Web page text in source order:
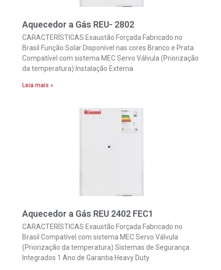
Aquecedor a Gás REU- 2802
CARACTERÍSTICAS Exaustão Forçada Fabricado no
Brasil Função Solar Disponível nas cores Branco e Prata
Compatível com sistema MEC Servo Válvula (Priorização
da temperatura) Instalação Externa
Leia mais »
Aquecedor a Gás REU 2402 FEC1
CARACTERÍSTICAS Exaustão Forçada Fabricado no
Brasil Compatível com sistema MEC Servo Válvula
(Priorização da temperatura) Sistemas de Segurança
Integrados 1 Ano de Garantia Heavy Duty